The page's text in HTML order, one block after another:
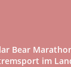
Bear
im